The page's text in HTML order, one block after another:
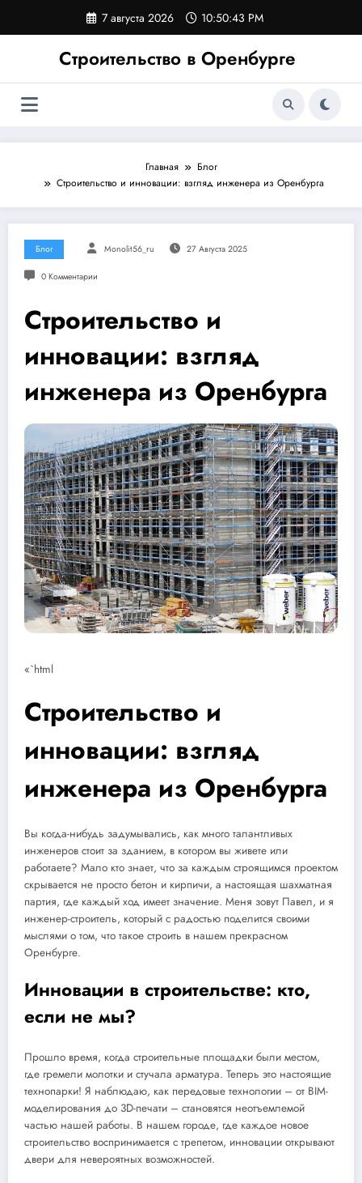
содержимому
7 августа 2026 10:50:43 PM
Строительство в Оренбурге
Главная
Блог
Строительство и инновации: взгляд инженера из Оренбурга
Блог Monolit56_ru 27 Августа 2025
0 Комментарии
Строительство и
инновации: взгляд
инженера из Оренбурга
«`html
Строительство и
инновации: взгляд
инженера из Оренбурга
Вы когда-нибудь задумывались, как много талантливых
инженеров стоит за зданием, в котором вы живете или
работаете? Мало кто знает, что за каждым строящимся проектом
скрывается не просто бетон и кирпичи, а настоящая шахматная
партия, где каждый ход имеет значение. Меня зовут Павел, и я
инженер-строитель, который c радостью поделится своими
мыслями о том, что такое строить в нашем прекрасном
Оренбурге.
Инновации в строительстве: кто,
если не мы?
Прошло время, когда строительные площадки были местом,
где гремели молотки и стучала арматура. Теперь это настоящие
технопарки! Я наблюдаю, как передовые технологии – от BIM-
моделирования до 3D-печати – становятся неотъемлемой
частью нашей работы. В нашем городе, где каждое новое
строительство воспринимается с трепетом, инновации открывают
двери для невероятных возможностей.